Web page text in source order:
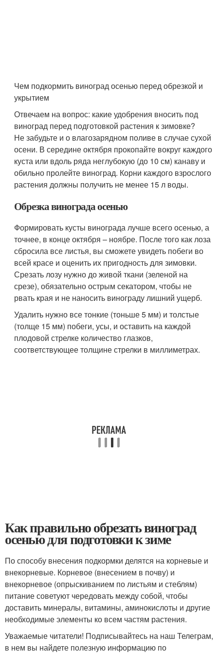
Чем подкормить виноград осенью перед обрезкой и
укрытием
Отвечаем на вопрос: какие удобрения вносить под
виноград перед подготовкой растения к зимовке?
Не забудьте и о влагозарядном поливе в случае сухой
осени. В середине октября прокопайте вокруг каждого
куста или вдоль ряда неглубокую (до 10 см) канаву и
обильно пролейте виноград. Корни каждого взрослого
растения должны получить не менее 15 л воды.
Обрезка винограда осенью
Формировать кусты винограда лучше всего осенью, а
точнее, в конце октября – ноябре. После того как лоза
сбросила все листья, вы сможете увидеть побеги во
всей красе и оценить их пригодность для зимовки.
Срезать лозу нужно до живой ткани (зеленой на
срезе), обязательно острым секатором, чтобы не
рвать края и не наносить винограду лишний ущерб.
Удалить нужно все тонкие (тоньше 5 мм) и толстые
(толще 15 мм) побеги, усы, и оставить на каждой
плодовой стрелке количество глазков,
соответствующее толщине стрелки в миллиметрах.
Как правильно обрезать виноград
осенью для подготовки к зиме
По способу внесения подкормки делятся на корневые и
внекорневые. Корневое (внесением в почву) и
внекорневое (опрыскиванием по листьям и стеблям)
питание советуют чередовать между собой, чтобы
доставить минералы, витамины, аминокислоты и другие
необходимые элементы ко всем частям растения.
Уважаемые читатели! Подписывайтесь на наш Телеграм,
в нем вы найдете полезную информацию по